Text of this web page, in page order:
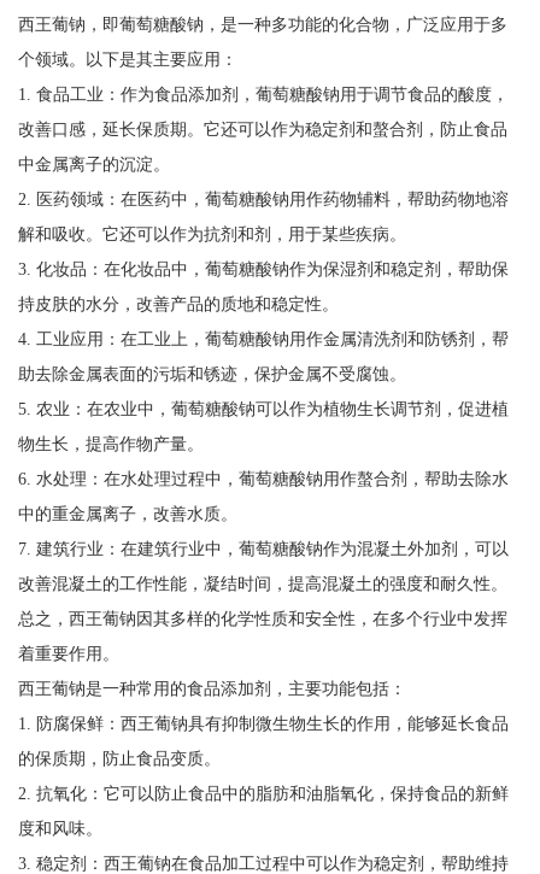
西王葡钠，即葡萄糖酸钠，是一种多功能的化合物，广泛应用于多
个领域。以下是其主要应用：
1. 食品工业：作为食品添加剂，葡萄糖酸钠用于调节食品的酸度，
改善口感，延长保质期。它还可以作为稳定剂和螯合剂，防止食品
中金属离子的沉淀。
2. 医药领域：在医药中，葡萄糖酸钠用作药物辅料，帮助药物地溶
解和吸收。它还可以作为抗剂和剂，用于某些疾病。
3. 化妆品：在化妆品中，葡萄糖酸钠作为保湿剂和稳定剂，帮助保
持皮肤的水分，改善产品的质地和稳定性。
4. 工业应用：在工业上，葡萄糖酸钠用作金属清洗剂和防锈剂，帮
助去除金属表面的污垢和锈迹，保护金属不受腐蚀。
5. 农业：在农业中，葡萄糖酸钠可以作为植物生长调节剂，促进植
物生长，提高作物产量。
6. 水处理：在水处理过程中，葡萄糖酸钠用作螯合剂，帮助去除水
中的重金属离子，改善水质。
7. 建筑行业：在建筑行业中，葡萄糖酸钠作为混凝土外加剂，可以
改善混凝土的工作性能，凝结时间，提高混凝土的强度和耐久性。
总之，西王葡钠因其多样的化学性质和安全性，在多个行业中发挥
着重要作用。
西王葡钠是一种常用的食品添加剂，主要功能包括：
1. 防腐保鲜：西王葡钠具有抑制微生物生长的作用，能够延长食品
的保质期，防止食品变质。
2. 抗氧化：它可以防止食品中的脂肪和油脂氧化，保持食品的新鲜
度和风味。
3. 稳定剂：西王葡钠在食品加工过程中可以作为稳定剂，帮助维持